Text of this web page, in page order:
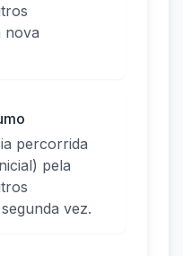
nova
percorrida
pela
vez.